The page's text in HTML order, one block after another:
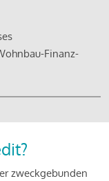
Finanz-
zweckgebunden